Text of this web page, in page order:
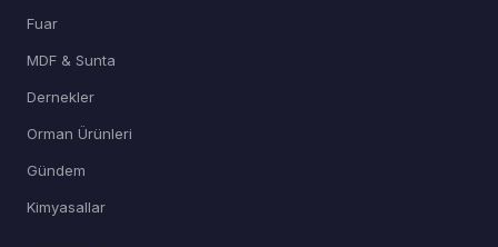
Fuar
MDF & Sunta
Dernekler
Orman Ürünleri
Gündem
Kimyasallar